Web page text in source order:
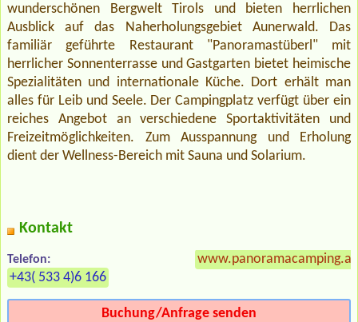
wunderschönen Bergwelt Tirols und bieten herrlichen
Ausblick auf das Naherholungsgebiet Aunerwald. Das
familiär geführte Restaurant "Panoramastüberl" mit
herrlicher Sonnenterrasse und Gastgarten bietet heimische
Spezialitäten und internationale Küche. Dort erhält man
alles für Leib und Seele. Der Campingplatz verfügt über ein
reiches Angebot an verschiedene Sportaktivitäten und
Freizeitmöglichkeiten. Zum Ausspannung und Erholung
dient der Wellness-Bereich mit Sauna und Solarium.
Kontakt
Telefon:
+43( 533 4)6 166
www.panoramacamping.at
Buchung/Anfrage senden